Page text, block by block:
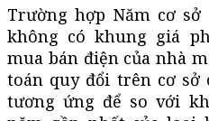
Trường hợp Năm cơ sở
không có khung giá
mua bán điện của nhà
toán quy đổi trên cơ sở
tương ứng để so với